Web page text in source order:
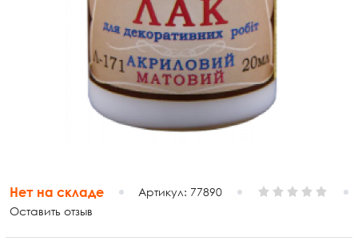
Нет на складе Артикул: 77890
Оставить отзыв